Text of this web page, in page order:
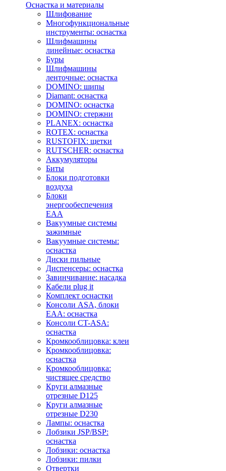
Оснастка и материалы
Шлифование
Многофункциональные
инструменты: оснастка
Шлифмашины
линейные: оснастка
Буры
Шлифмашины
ленточные: оснастка
DOMINO: шипы
Diamant: оснастка
DOMINO: оснастка
DOMINO: стержни
PLANEX: оснастка
ROTEX: оснастка
RUSTOFIX: щетки
RUTSCHER: оснастка
Аккумуляторы
Биты
Блоки подготовки
воздуха
Блоки
энергообеспечения
EAA
Вакуумные системы
зажимные
Вакуумные системы:
оснастка
Диски пильные
Диспенсеры: оснастка
Завинчивание: насадка
Кабели plug it
Комплект оснастки
Консоли ASA, блоки
EAA: оснастка
Консоли CT-ASA:
оснастка
Кромкооблицовка: клеи
Кромкооблицовка:
оснастка
Кромкооблицовка:
чистящее средство
Круги алмазные
отрезные D125
Круги алмазные
отрезные D230
Лампы: оснастка
Лобзики JSP/BSP:
оснастка
Лобзики: оснастка
Лобзики: пилки
Отвертки